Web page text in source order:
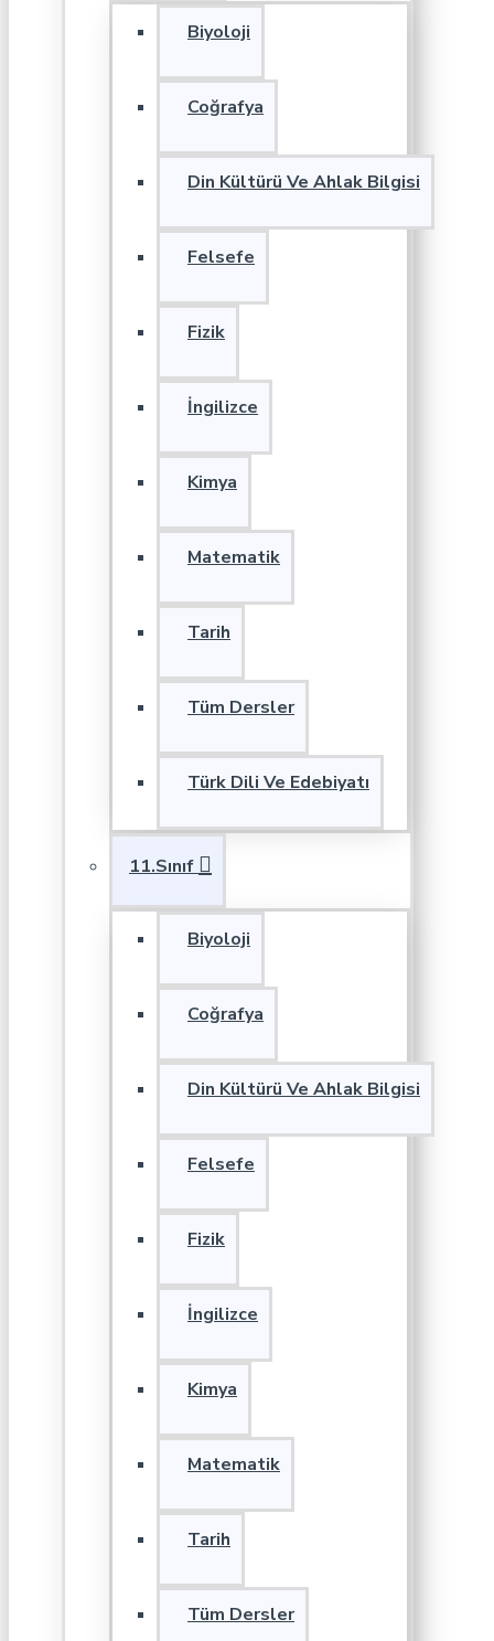
Biyoloji
Coğrafya
Din Kültürü Ve Ahlak Bilgisi
Felsefe
Fizik
İngilizce
Kimya
Matematik
Tarih
Tüm Dersler
Türk Dili Ve Edebiyatı
11.Sınıf
Biyoloji
Coğrafya
Din Kültürü Ve Ahlak Bilgisi
Felsefe
Fizik
İngilizce
Kimya
Matematik
Tarih
Tüm Dersler